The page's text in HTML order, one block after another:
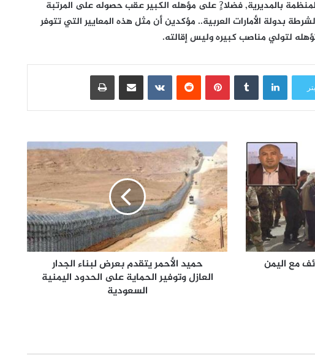
بالمديرية, فضلا?ٍ على مؤهله الكبير عقب حصوله على المرتبة
بدولة الأمارات العربية.. مؤكدين أن مثل هذه المعايير التي تتوفر
لتولي مناصب كبيره وليس إقالته.
لينكدإن بينتيريست مشاركة عبر البريد طباعة
مع اليمن
حميد الأحمر يتقدم بعرض لبناء الجدار
العازل وتوفير الحماية على الحدود اليمنية
السعودية